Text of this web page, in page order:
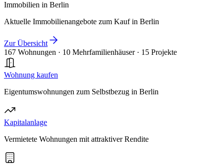
Immobilien in Berlin
Aktuelle Immobilienangebote zum Kauf in Berlin
Zur Übersicht
167 Wohnungen · 10 Mehrfamilienhäuser · 15 Projekte
Wohnung kaufen
Eigentumswohnungen zum Selbstbezug in Berlin
Kapitalanlage
Vermietete Wohnungen mit attraktiver Rendite